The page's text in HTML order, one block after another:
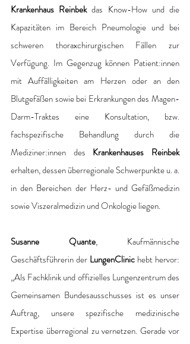
Krankenhaus Reinbek das Know-How und die
Kapazitäten im Bereich Pneumologie und bei
schweren thoraxchirurgischen Fällen zur
Verfügung. Im Gegenzug können Patient:innen
mit Auffälligkeiten am Herzen oder an den
Blutgefäßen sowie bei Erkrankungen des Magen-
Darm-Traktes eine Konsultation, bzw.
fachspezifische Behandlung durch die
Mediziner:innen des Krankenhauses Reinbek
erhalten, dessen überregionale Schwerpunkte u. a.
in den Bereichen der Herz- und Gefäßmedizin
sowie Viszeralmedizin und Onkologie liegen.
Susanne Quante, Kaufmännische
Geschäftsführerin der LungenClinic hebt hervor:
„Als Fachklinik und offizielles Lungenzentrum des
Gemeinsamen Bundesausschusses ist es unser
Auftrag, unsere spezifische medizinische
Expertise überregional zu vernetzen. Gerade vor